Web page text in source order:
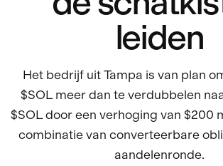
leiden
Het bedrijf uit Tampa is van plan
$SOL meer dan te verdubbelen
$SOL door een verhoging van $200
combinatie van converteerbare
aandelenronde.